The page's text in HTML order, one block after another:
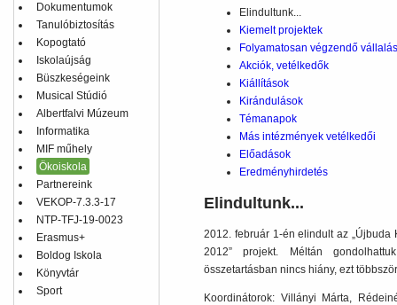
Dokumentumok
Tanulóbiztosítás
Kopogtató
Iskolaújság
Büszkeségeink
Musical Stúdió
Albertfalvi Múzeum
Informatika
MIF műhely
Ökoiskola
Partnereink
VEKOP-7.3.3-17
NTP-TFJ-19-0023
Erasmus+
Boldog Iskola
Könyvtár
Sport
Elindultunk...
Kiemelt projektek
Folyamatosan végzendő
Akciók, vetélkedők
Kiállítások
Kirándulások
Témanapok
Más intézmények vetélkedői
Előadások
Eredményhirdetés
Elindultunk...
2012. február 1-én elindult az „Újbuda
2012” projekt. Méltán
összetartásban nincs hiány, ezt
Koordinátorok: Villányi Márta,